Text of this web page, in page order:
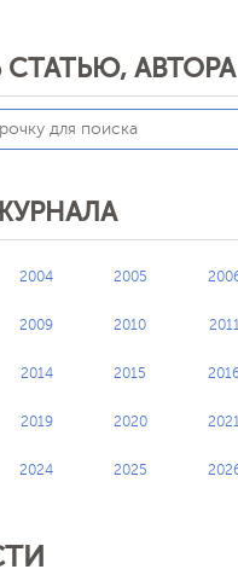
СТАТЬЮ, АВТОРА
2004 2005
2009 2010
2014 2015
2019 2020
2024 2025